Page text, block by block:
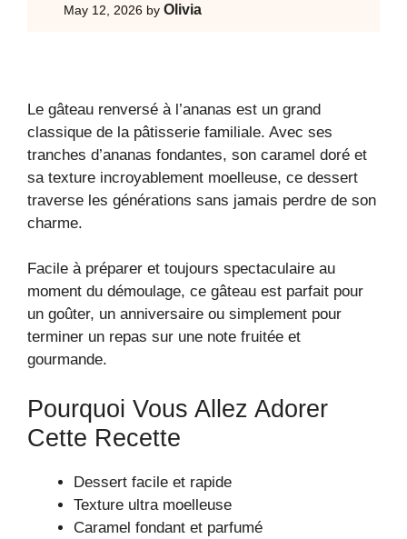
May 12, 2026 by Olivia
Le gâteau renversé à l’ananas est un grand
classique de la pâtisserie familiale. Avec ses
tranches d’ananas fondantes, son caramel doré et
sa texture incroyablement moelleuse, ce dessert
traverse les générations sans jamais perdre de son
charme.
Facile à préparer et toujours spectaculaire au
moment du démoulage, ce gâteau est parfait pour
un goûter, un anniversaire ou simplement pour
terminer un repas sur une note fruitée et
gourmande.
Pourquoi Vous Allez Adorer
Cette Recette
Dessert facile et rapide
Texture ultra moelleuse
Caramel fondant et parfumé